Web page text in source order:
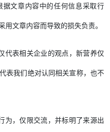
文章内容中的任何信息采取行
文章内容而导致的损失负责。
代表相关企业的观点，新营养仅
表我们绝对认同相关宣称，也不
为，仅限交流，并标明了来源出